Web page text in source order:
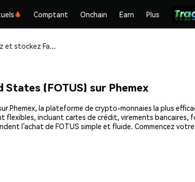
Comptant Onchain Earn Plus
Achetez et stockez Fart Of The United States (FOTUS) en toute sécurité
(FOTUS) sur Phemex
Phemex, la plateforme de crypto-monnaies la plus
incluant cartes de crédit, virements bancaires,
l’achat de FOTUS simple et fluide. Commencez